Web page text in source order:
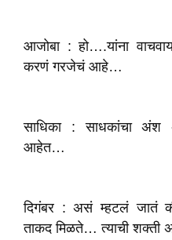
आजोबा : हो….यांना
करणं गरजेचं आहे…
साधिका : साधकांचा अंश
आहेत…
दिगंबर : असं म्हटलं जातं
ताकद मिळते… त्याची शक्ती